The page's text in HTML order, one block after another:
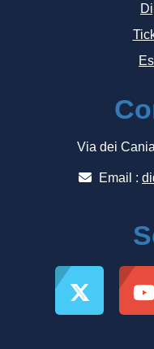
Via dei
Email :